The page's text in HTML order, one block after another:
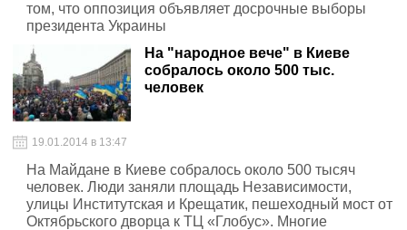
том, что оппозиция объявляет досрочные выборы
президента Украины
На "народное вече" в Киеве
собралось около 500 тыс.
человек
19.01.2014 в 13:47
На Майдане в Киеве собралось около 500 тысяч
человек. Люди заняли площадь Независимости,
улицы Институтская и Крещатик, пешеходный мост от
Октябрьского дворца к ТЦ «Глобус». Многие